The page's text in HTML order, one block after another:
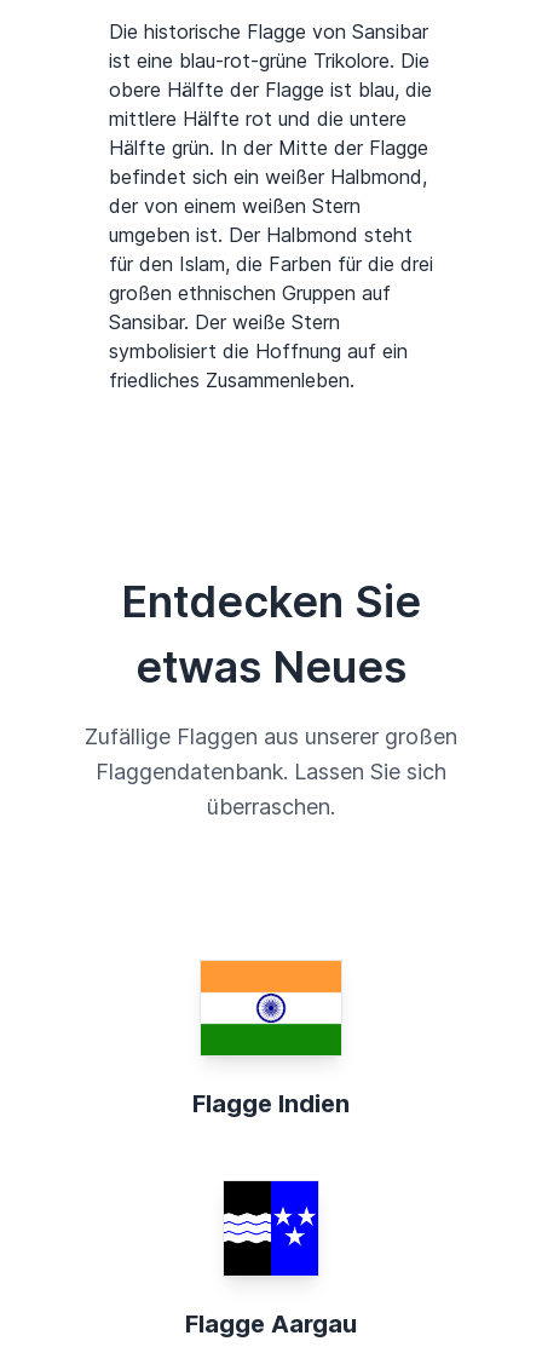
Die historische Flagge von Sansibar
ist eine blau-rot-grüne Trikolore. Die
obere Hälfte der Flagge ist blau, die
mittlere Hälfte rot und die untere
Hälfte grün. In der Mitte der Flagge
befindet sich ein weißer Halbmond,
der von einem weißen Stern
umgeben ist. Der Halbmond steht
für den Islam, die Farben für die drei
großen ethnischen Gruppen auf
Sansibar. Der weiße Stern
symbolisiert die Hoffnung auf ein
friedliches Zusammenleben.
Entdecken Sie
etwas Neues
Zufällige Flaggen aus unserer großen
Flaggendatenbank. Lassen Sie sich
überraschen.
Flagge Indien
Flagge Aargau